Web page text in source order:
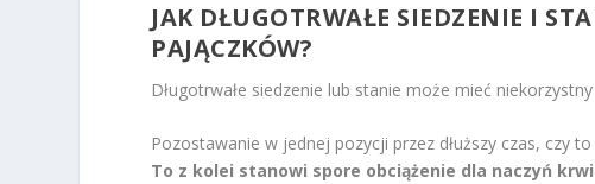
JAK DŁUGOTRWAŁE SIEDZENIE I
PAJĄCZKÓW?
Długotrwałe siedzenie lub stanie może mieć
Pozostawanie w jednej pozycji przez dłuższy czas, czy
To z kolei stanowi spore obciążenie dla naczyń